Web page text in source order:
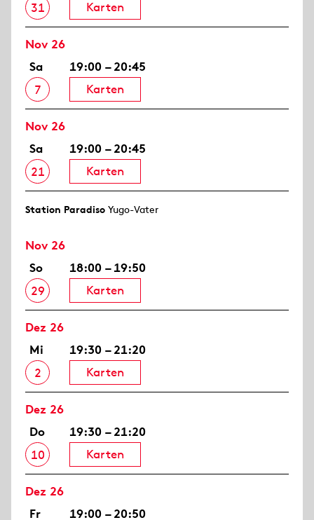
31
Karten
Nov 26
Sa
7
19:00 – 20:45
Karten
Nov 26
Sa
21
19:00 – 20:45
Karten
Station Paradiso Yugo-Vater
Nov 26
So
29
18:00 – 19:50
Karten
Dez 26
Mi
2
19:30 – 21:20
Karten
Dez 26
Do
10
19:30 – 21:20
Karten
Dez 26
Fr
19:00 – 20:50